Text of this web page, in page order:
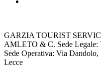
GARZIA TOURIST
AMLETO & C. Sede Legale:
Sede Operativa: Via
Lecce